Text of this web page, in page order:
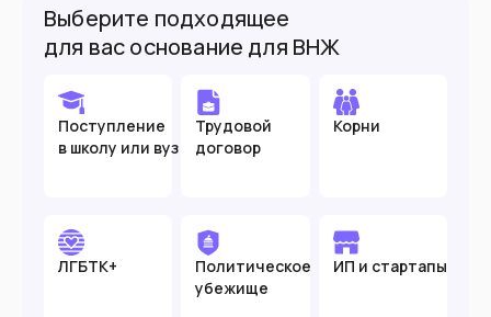
получения виз и ВНЖ можно обращаться в
визовые центры других стран.
Население
Подойдет вам если
Вы квалифицированный специалист
Хотите стать волонтером
Готовы работать помощником по
Выберите подходящее
для вас основание для ВНЖ
Поступление
в школу или вуз
Трудовой
договор
Корни
ЛГБТК+
Политическое
убежище
ИП и стартапы